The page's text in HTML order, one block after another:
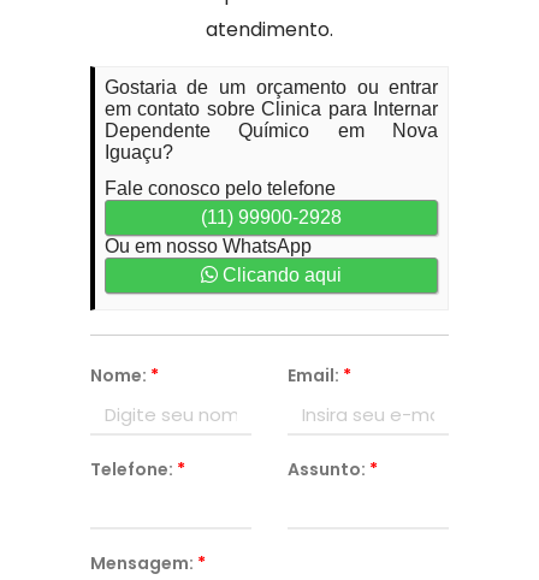
atendimento.
Gostaria de um orçamento ou entrar
em contato sobre Clinica para Internar
Dependente Químico em Nova
Iguaçu?
Fale conosco pelo telefone
(11) 99900-2928
Ou em nosso WhatsApp
Clicando aqui
Nome: * Email: *
Telefone: * Assunto: *
Mensagem: *